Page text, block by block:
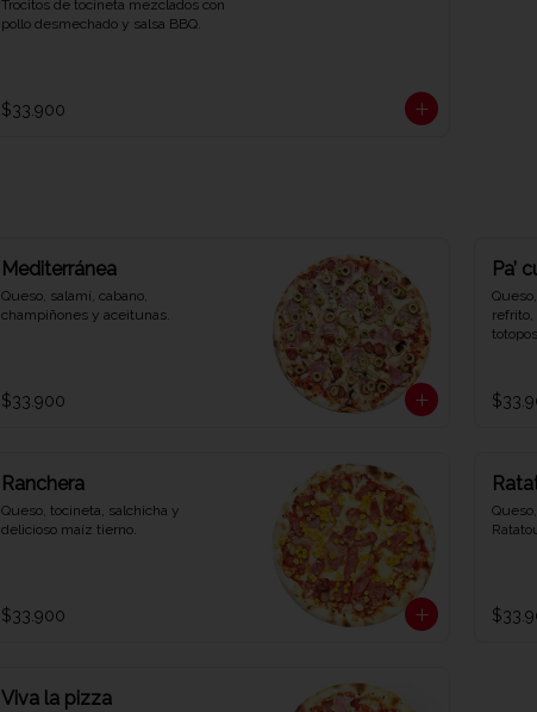
Trocitos de tocineta mezclados con
pollo desmechado y salsa BBQ.
$33.900
Mediterránea
Queso, salamí, cabano,
champiñones y aceitunas.
$33.900
Pa’
refrito,
Ranchera
Queso, tocineta, salchicha y
delicioso maíz tierno.
$33.900
Viva la pizza